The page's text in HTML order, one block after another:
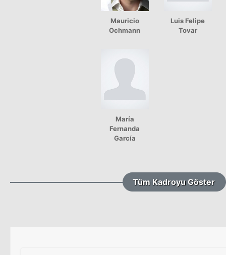
Mauricio
Ochmann
Luis Felipe
Tovar
María
Fernanda
García
Tüm Kadroyu Göster